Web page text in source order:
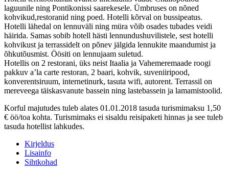
laguunile ning Pontikonissi saarekesele. Ümbruses on nõned
kohvikud,restoranid ning poed. Hotelli kõrval on bussipeatus.
Hotelli lähedal on lennuväli ning müra võib osades tubades veidi
häirida. Samas sobib hotell hästi lennundushuvilistele, sest hotelli
kohvikust ja terrassidelt on põnev jälgida lennukite maandumist ja
õhkutõusmist. Öösiti on lennujaam suletud.
Hotellis on 2 restorani, üks neist Itaalia ja Vahemeremaade roogi
pakkuv a’la carte restoran, 2 baari, kohvik, suveniiripood,
konverentsiruum, internetinurk, tasuta wifi, autorent. Terrassil on
mereveega täiskasvanute bassein ning lastebassein ja lamamistoolid.
Korful majutudes tuleb alates 01.01.2018 tasuda turismimaksu 1,50
€ öö/toa kohta. Turismimaks ei sisaldu reisipaketi hinnas ja see tuleb
tasuda hotellist lahkudes.
Kirjeldus
Lisainfo
Sihtkohad